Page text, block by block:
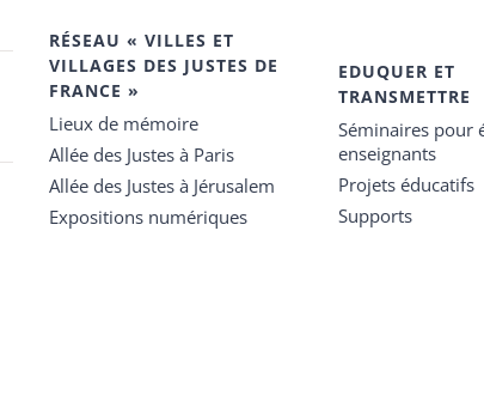
RÉSEAU « VILLES ET
VILLAGES DES JUSTES DE
FRANCE »
Lieux de mémoire
Allée des Justes à Paris
Allée des Justes à Jérusalem
Expositions numériques
EDUQUER ET
TRANSMETTRE
Séminaires pour
enseignants
Projets éducatifs
Supports